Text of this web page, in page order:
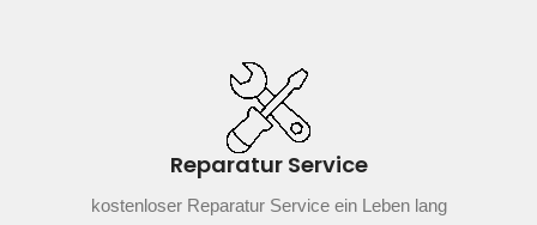
Reparatur Service
kostenloser Reparatur Service ein Leben lang